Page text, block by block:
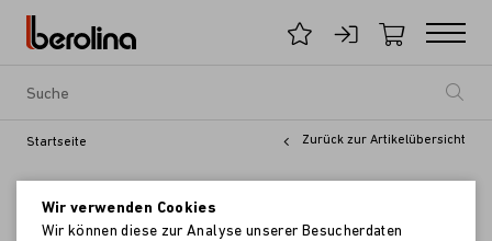
Startseite Zurück zur Artikelübersicht
Wir verwenden Cookies
Wir können diese zur Analyse unserer Besucherdaten